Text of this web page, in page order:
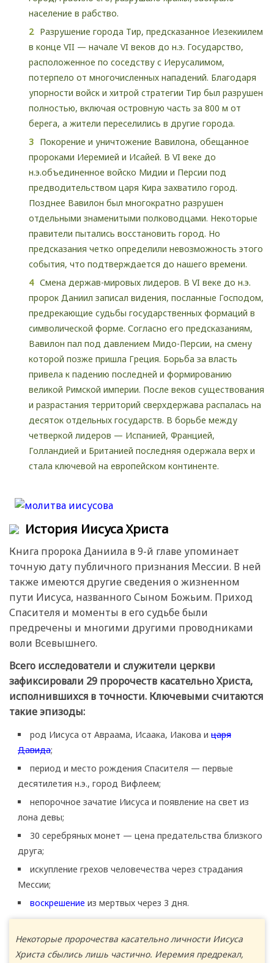
население в рабство.
Разрушение города Тир, предсказанное Иезекиилем
в конце VII — начале VI веков до н.э. Государство,
расположенное по соседству с Иерусалимом,
потерпело от многочисленных нападений. Благодаря
упорности войск и хитрой стратегии Тир был разрушен
полностью, включая островную часть за 800 м от
берега, а жители переселились в другие города.
Покорение и уничтожение Вавилона, обещанное
пророками Иеремией и Исайей. В VI веке до
н.э.объединенное войско Мидии и Персии под
предводительством царя Кира захватило город.
Позднее Вавилон был многократно разрушен
отдельными знаменитыми полководцами. Некоторые
правители пытались восстановить город. Но
предсказания четко определили невозможность этого
события, что подтверждается до нашего времени.
Смена держав-мировых лидеров. В VI веке до н.э.
пророк Даниил записал видения, посланные Господом,
предрекающие судьбы государственных формаций в
символической форме. Согласно его предсказаниям,
Вавилон пал под давлением Мидо-Персии, на смену
которой позже пришла Греция. Борьба за власть
привела к падению последней и формированию
великой Римской империи. После веков существования
и разрастания территорий сверхдержава распалась на
десяток отдельных государств. В борьбе между
четверкой лидеров — Испанией, Францией,
Голландией и Британией последняя одержала верх и
стала ключевой на европейском континенте.
История Иисуса Христа
Книга пророка Даниила в 9-й главе упоминает
точную дату публичного признания Мессии. В ней
также имеются другие сведения о жизненном
пути Иисуса, названного Сыном Божьим. Приход
Спасителя и моменты в его судьбе были
предречены и многими другими проводниками
воли Всевышнего.
Всего исследователи и служители церкви
зафиксировали 29 пророчеств касательно Христа,
исполнившихся в точности. Ключевыми считаются
такие эпизоды:
род Иисуса от Авраама, Исаака, Иакова и царя
Давида;
период и место рождения Спасителя — первые
десятилетия н.э., город Вифлеем;
непорочное зачатие Иисуса и появление на свет из
лона девы;
30 серебряных монет — цена предательства близкого
друга;
искупление грехов человечества через страдания
Мессии;
воскрешение из мертвых через 3 дня.
Некоторые пророчества касательно личности Иисуса
Христа сбылись лишь частично. Иеремия предрекал,